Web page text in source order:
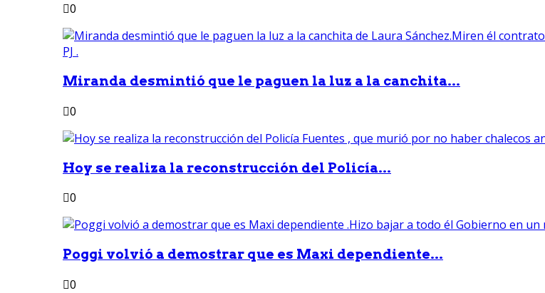
0
Miranda desmintió que le paguen la luz a la canchita...
0
Hoy se realiza la reconstrucción del Policía...
0
Poggi volvió a demostrar que es Maxi dependiente...
0